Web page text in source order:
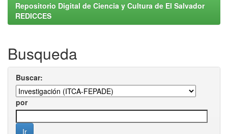
Repositorio Digital de Ciencia y Cultura de El Salvador
REDICCES
Busqueda
Buscar:
por